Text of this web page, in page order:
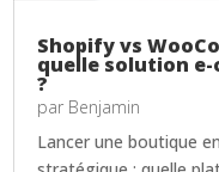
Shopify vs
quelle solution
?
par Benjamin
Lancer une boutique